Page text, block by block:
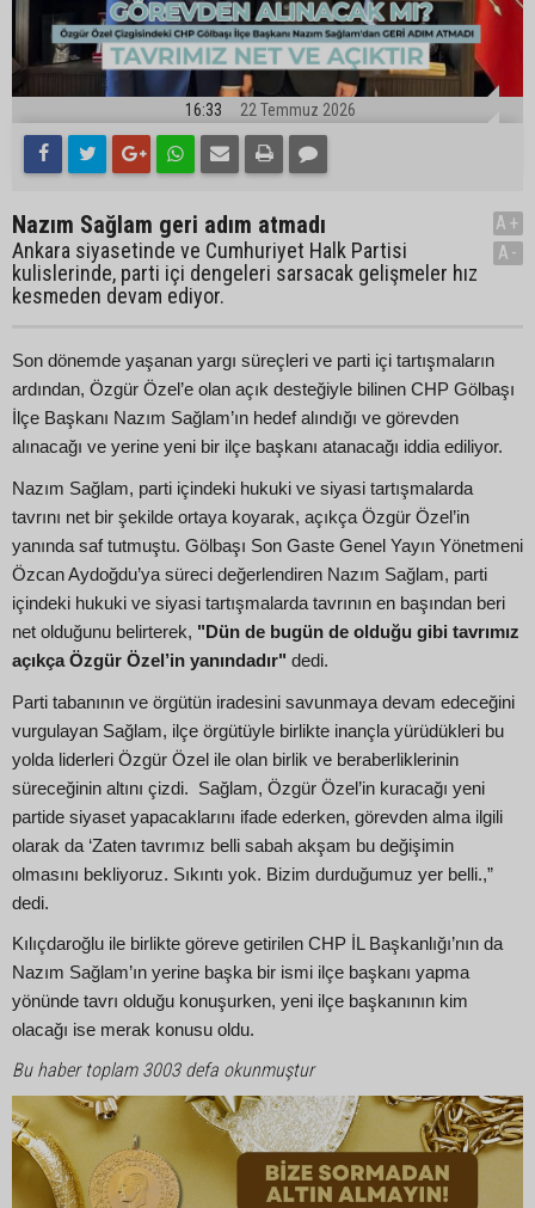
16:33 22 Temmuz 2026
Nazım Sağlam geri adım atmadı
Ankara siyasetinde ve Cumhuriyet Halk Partisi
kulislerinde, parti içi dengeleri sarsacak gelişmeler hız
kesmeden devam ediyor.
A+
A-
Son dönemde yaşanan yargı süreçleri ve parti içi tartışmaların
ardından, Özgür Özel’e olan açık desteğiyle bilinen CHP Gölbaşı
İlçe Başkanı Nazım Sağlam’ın hedef alındığı ve görevden
alınacağı ve yerine yeni bir ilçe başkanı atanacağı iddia ediliyor.
Nazım Sağlam, parti içindeki hukuki ve siyasi tartışmalarda
tavrını net bir şekilde ortaya koyarak, açıkça Özgür Özel’in
yanında saf tutmuştu. Gölbaşı Son Gaste Genel Yayın Yönetmeni
Özcan Aydoğdu’ya süreci değerlendiren Nazım Sağlam, parti
içindeki hukuki ve siyasi tartışmalarda tavrının en başından beri
net olduğunu belirterek, "Dün de bugün de olduğu gibi tavrımız
açıkça Özgür Özel’in yanındadır" dedi.
Parti tabanının ve örgütün iradesini savunmaya devam edeceğini
vurgulayan Sağlam, ilçe örgütüyle birlikte inançla yürüdükleri bu
yolda liderleri Özgür Özel ile olan birlik ve beraberliklerinin
süreceğinin altını çizdi. Sağlam, Özgür Özel’in kuracağı yeni
partide siyaset yapacaklarını ifade ederken, görevden alma ilgili
olarak da ‘Zaten tavrımız belli sabah akşam bu değişimin
olmasını bekliyoruz. Sıkıntı yok. Bizim durduğumuz yer belli.,”
dedi.
Kılıçdaroğlu ile birlikte göreve getirilen CHP İL Başkanlığı’nın da
Nazım Sağlam’ın yerine başka bir ismi ilçe başkanı yapma
yönünde tavrı olduğu konuşurken, yeni ilçe başkanının kim
olacağı ise merak konusu oldu.
Bu haber toplam 3003 defa okunmuştur